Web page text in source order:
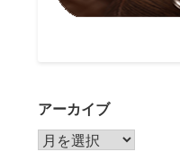
アーカイブ
アーカイブ